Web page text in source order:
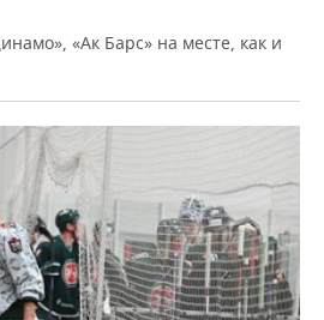
«Ак Барс» на месте, как и